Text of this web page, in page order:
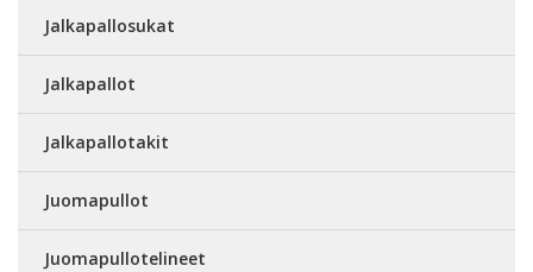
Jalkapallosukat
Jalkapallot
Jalkapallotakit
Juomapullot
Juomapullotelineet